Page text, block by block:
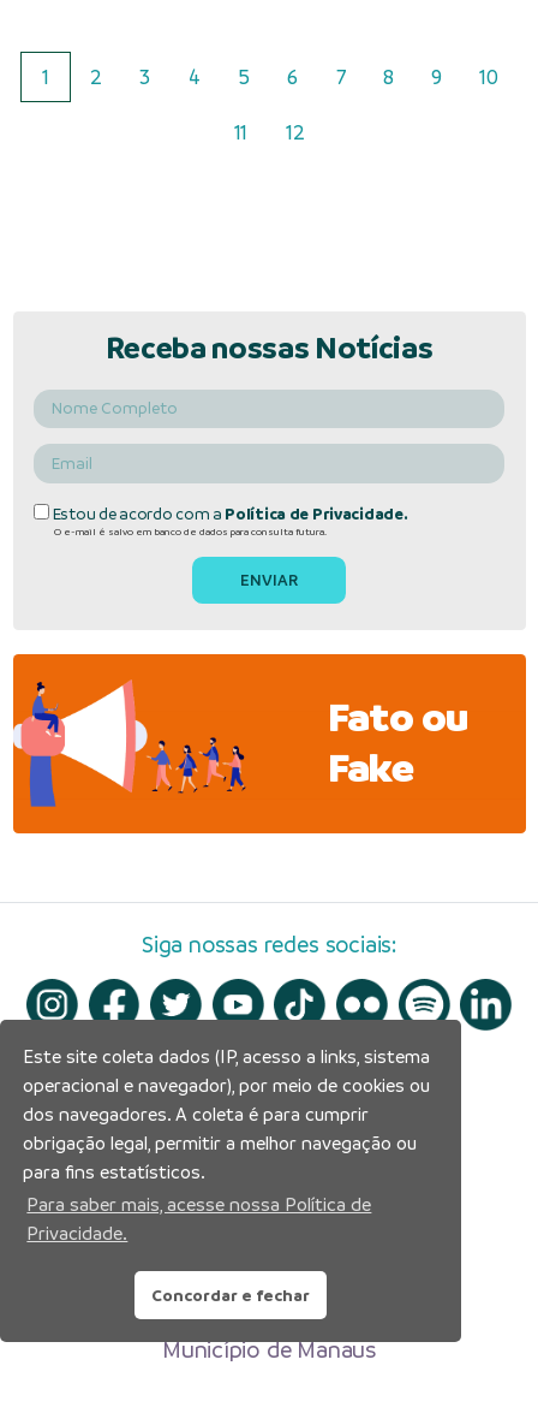
1 2 3 4 5 6 7 8 9 10
11 12
Receba nossas Notícias
Estou de acordo com a Política de Privacidade.
O e-mail é salvo em banco de dados para consulta futura.
Fato ou
Fake
Siga nossas redes sociais:
Prefeitura Municipal de Manaus
Município de Manaus
Este site coleta dados (IP, acesso a links, sistema
operacional e navegador), por meio de cookies ou
dos navegadores. A coleta é para cumprir
obrigação legal, permitir a melhor navegação ou
para fins estatísticos.
Para saber mais, acesse nossa Política de
Privacidade.
Concordar e fechar